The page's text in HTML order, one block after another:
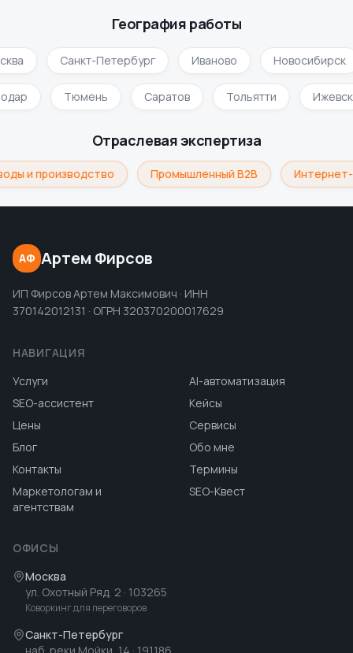
География работы
Санкт-Петербург Иваново Новосибирск
Тюмень Саратов Тольятти
Отраслевая экспертиза
и производство Промышленный B2B Интернет-
АФ Артем Фирсов
ИП Фирсов Артем Максимович · ИНН
370142012131 · ОГРН 320370200017629
НАВИГАЦИЯ
Услуги
AI-автоматизация
SEO-ассистент
Кейсы
Цены
Сервисы
Блог
Обо мне
Контакты
Термины
Маркетологам и
агентствам
SEO-Квест
ОФИСЫ
Москва
ул. Охотный Ряд, 2 · 103265
Коворкинг для переговоров
Санкт-Петербург